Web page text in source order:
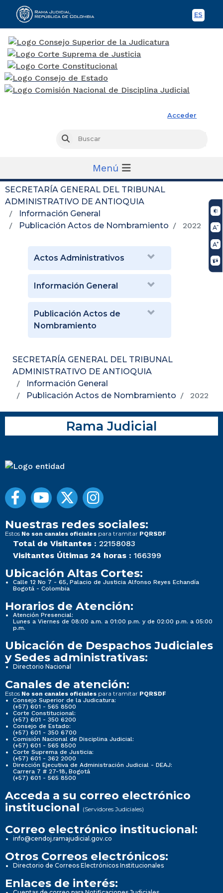
ES
Acceder
Buscar
Menú
SECRETARÍA GENERAL DEL TRIBUNAL
ADMINISTRATIVO DE ANTIOQUIA
Información General
Publicación Actos de Nombramiento
2022
Actos Administrativos
Información General
Publicación Actos de
Nombramiento
SECRETARÍA GENERAL DEL TRIBUNAL
ADMINISTRATIVO DE ANTIOQUIA
Información General
Publicación Actos de Nombramiento
2022
Rama Judicial
Nuestras redes sociales:
Estos No son canales oficiales para tramitar PQRSDF
Total de Visitantes : 22158083
Visitantes Últimas 24 horas : 166399
Ubicación Altas Cortes:
Calle 12 No 7 - 65, Palacio de Justicia Alfonso Reyes Echandía
Bogotá - Colombia
Horarios de Atención:
Atención Presencial:
Lunes a Viernes de 08:00 a.m. a 01:00 p.m. y de 02:00 p.m. a 05:00
p.m.
Ubicación de Despachos Judiciales
y Sedes administrativas:
Directorio Nacional
Canales de atención:
Estos No son canales oficiales para tramitar PQRSDF
Consejo Superior de la Judicatura:
(+57) 601 - 565 8500
Corte Constitucional:
(+57) 601 - 350 6200
Consejo de Estado:
(+57) 601 - 350 6700
Comisión Nacional de Disciplina Judicial:
(+57) 601 - 565 8500
Corte Suprema de Justicia:
(+57) 601 - 362 2000
Dirección Ejecutiva de Administración Judicial - DEAJ:
Carrera 7 # 27-18, Bogotá
(+57) 601 - 565 8500
Acceda a su correo electrónico
institucional (Servidores Judiciales)
Correo electrónico institucional:
info@cendoj.ramajudicial.gov.co
Otros Correos electrónicos:
Directorio de Correos Electrónicos Institucionales
Enlaces de interés: